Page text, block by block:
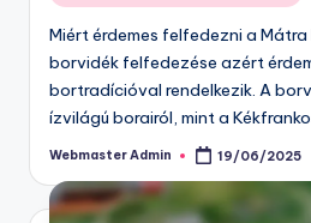
in
Miért érdemes felfedezni a
borvidék felfedezése azért
bortradícióval rendelkezik. A
ízvilágú borairól, mint a
Posted
Webmaster Admin 19/06/2025